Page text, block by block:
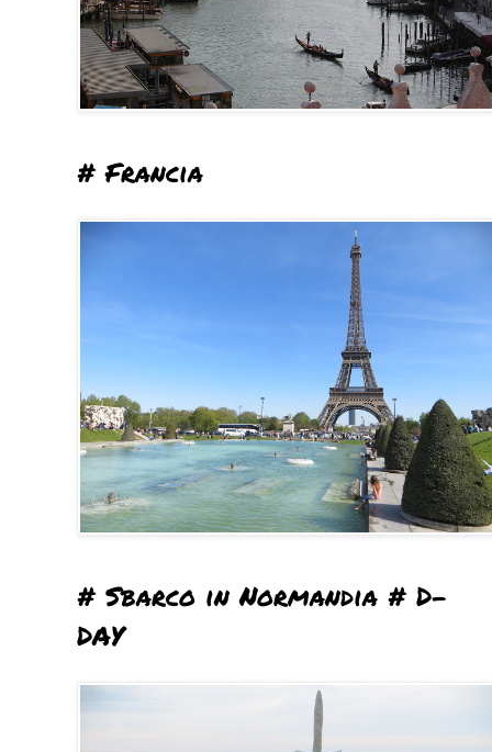
# Francia
# Sbarco in Normandia # D-
DAY